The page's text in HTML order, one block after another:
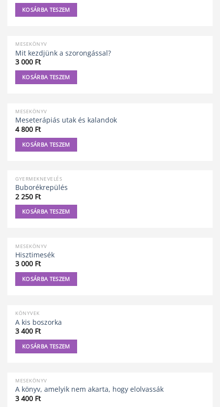
KOSÁRBA TESZEM
MESEKÖNYV
Mit kezdjünk a szorongással?
3 000 Ft
KOSÁRBA TESZEM
MESEKÖNYV
Meseterápiás utak és kalandok
4 800 Ft
KOSÁRBA TESZEM
GYERMEKNEVELÉS
Buborékrepülés
2 250 Ft
KOSÁRBA TESZEM
MESEKÖNYV
Hisztimesék
3 000 Ft
KOSÁRBA TESZEM
KÖNYVEK
A kis boszorka
3 400 Ft
KOSÁRBA TESZEM
MESEKÖNYV
A könyv, amelyik nem akarta, hogy elolvassák
3 400 Ft